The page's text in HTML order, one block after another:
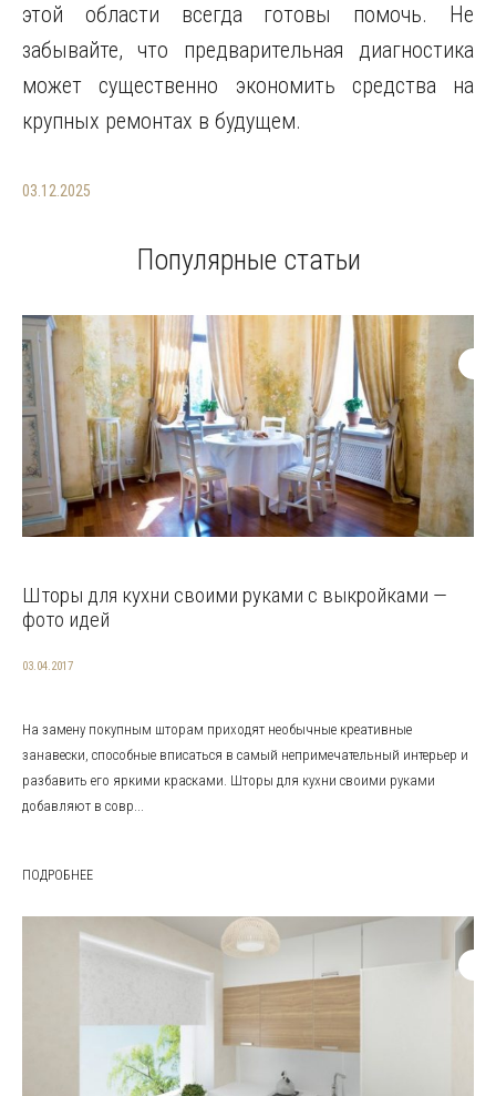
этой области всегда готовы помочь. Не
забывайте, что предварительная диагностика
может существенно экономить средства на
крупных ремонтах в будущем.
03.12.2025
Популярные статьи
Шторы для кухни своими руками с выкройками —
фото идей
03.04.2017
На замену покупным шторам приходят необычные креативные
занавески, способные вписаться в самый непримечательный интерьер и
разбавить его яркими красками. Шторы для кухни своими руками
добавляют в совр...
ПОДРОБНЕЕ